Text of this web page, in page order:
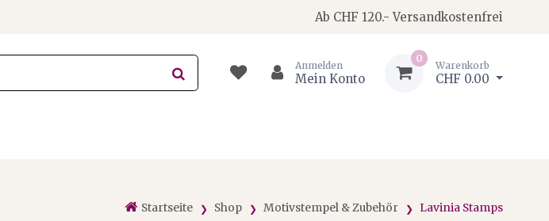
Ab CHF 120.- Versandkostenfrei
Anmelden
Mein Konto
0
Warenkorb
CHF 0.00
Startseite Shop Motivstempel & Zubehör Lavinia Stamps